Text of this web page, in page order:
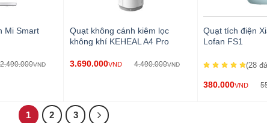
Mi Smart
2.490.000VND
Quạt không cánh kiêm lọc
không khí KEHEAL A4 Pro
3.690.000VND 4.490.000VND
Quạt tích điện
Lofan FS1
(28
380.000VND
1 2 3